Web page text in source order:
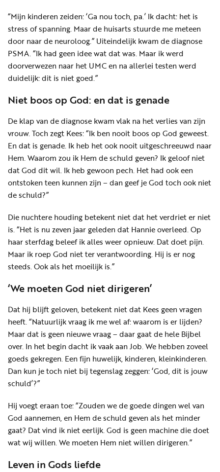
“Mijn kinderen zeiden: ‘Ga nou toch, pa.’ Ik dacht: het is
stress of spanning. Maar de huisarts stuurde me meteen
door naar de neuroloog.” Uiteindelijk kwam de diagnose
PSMA. “Ik had geen idee wat dat was. Maar ik werd
doorverwezen naar het UMC en na allerlei testen werd
duidelijk: dit is niet goed.”
Niet boos op God: en dat is genade
De klap van de diagnose kwam vlak na het verlies van zijn
vrouw. Toch zegt Kees: “Ik ben nooit boos op God geweest.
En dat is genade. Ik heb het ook nooit uitgeschreeuwd naar
Hem. Waarom zou ik Hem de schuld geven? Ik geloof niet
dat God dit wil. Ik heb gewoon pech. Het had ook een
ontstoken teen kunnen zijn – dan geef je God toch ook niet
de schuld?”
Die nuchtere houding betekent niet dat het verdriet er niet
is. “Het is nu zeven jaar geleden dat Hannie overleed. Op
haar sterfdag beleef ik alles weer opnieuw. Dat doet pijn.
Maar ik roep God niet ter verantwoording. Hij is er nog
steeds. Ook als het moeilijk is.”
‘We moeten God niet dirigeren’
Dat hij blijft geloven, betekent niet dat Kees geen vragen
heeft. “Natuurlijk vraag ik me wel af: waarom is er lijden?
Maar dat is geen nieuwe vraag – daar gaat de hele Bijbel
over. In het begin dacht ik vaak aan Job. We hebben zoveel
goeds gekregen. Een fijn huwelijk, kinderen, kleinkinderen.
Dan kun je toch niet bij tegenslag zeggen: ‘God, dit is jouw
schuld’?”
Hij voegt eraan toe: “Zouden we de goede dingen wel van
God aannemen, en Hem de schuld geven als het minder
gaat? Dat vind ik niet eerlijk. God is geen machine die doet
wat wij willen. We moeten Hem niet willen dirigeren.”
Leven in Gods liefde